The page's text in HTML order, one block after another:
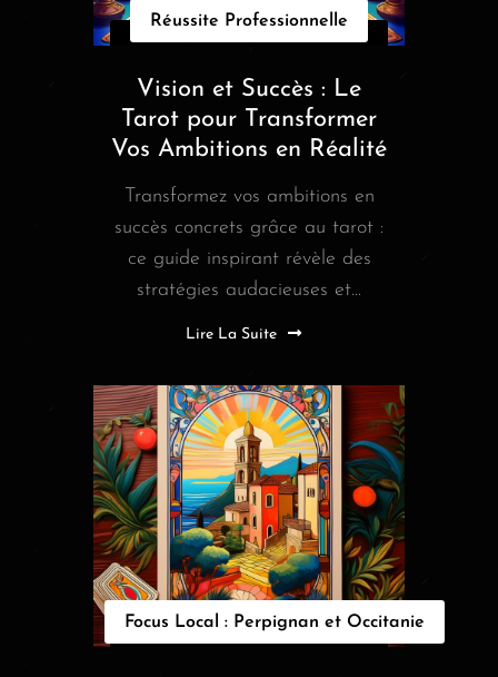
Réussite Professionnelle
Vision et Succès : Le
Tarot pour Transformer
Vos Ambitions en Réalité
Transformez vos ambitions en
succès concrets grâce au tarot :
ce guide inspirant révèle des
stratégies audacieuses et...
Lire La Suite
Focus Local : Perpignan et Occitanie